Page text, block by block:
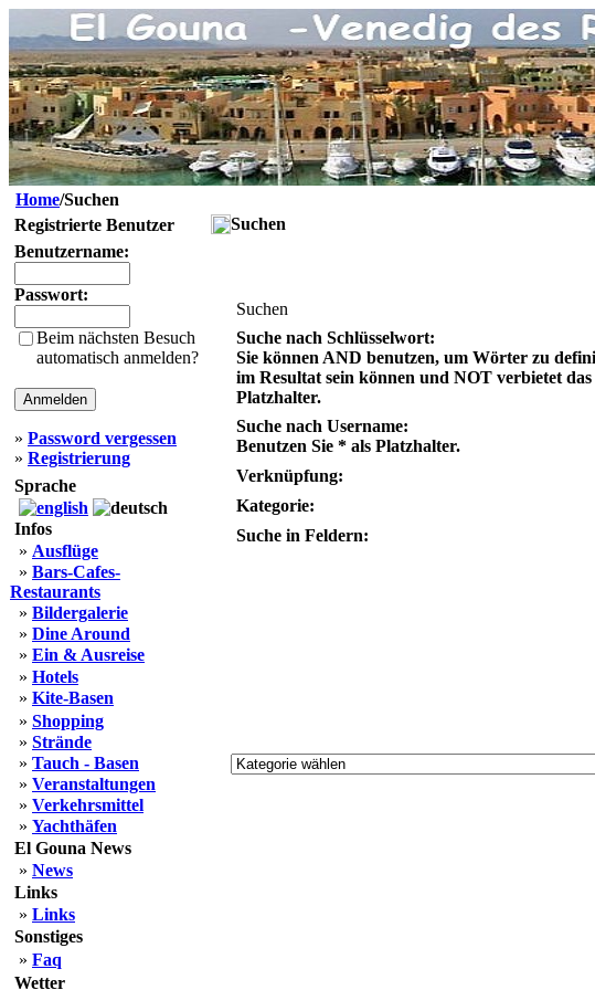
Home/Suchen
Registrierte Benutzer
Benutzername:
Passwort:
Beim nächsten Besuch
automatisch anmelden?
» Password vergessen
» Registrierung
Sprache
Infos
» Ausflüge
» Bars-Cafes-
Restaurants
» Bildergalerie
» Dine Around
» Ein & Ausreise
» Hotels
» Kite-Basen
» Shopping
» Strände
» Tauch - Basen
» Veranstaltungen
» Verkehrsmittel
» Yachthäfen
El Gouna News
» News
Links
» Links
Sonstiges
» Faq
Wetter
Suchen
Suchen
Suche nach Schlüsselwort:
Sie können AND benutzen, um Wörter zu
im Resultat sein können und NOT verbietet
Platzhalter.
Suche nach Username:
Benutzen Sie * als Platzhalter.
Verknüpfung:
Kategorie:
Suche in Feldern: